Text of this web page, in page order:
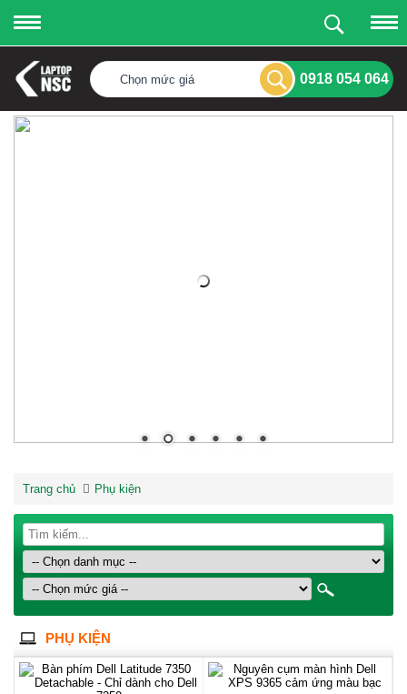
Chọn mức giá 0918 054 064
Trang chủ Phụ kiện
PHỤ KIỆN